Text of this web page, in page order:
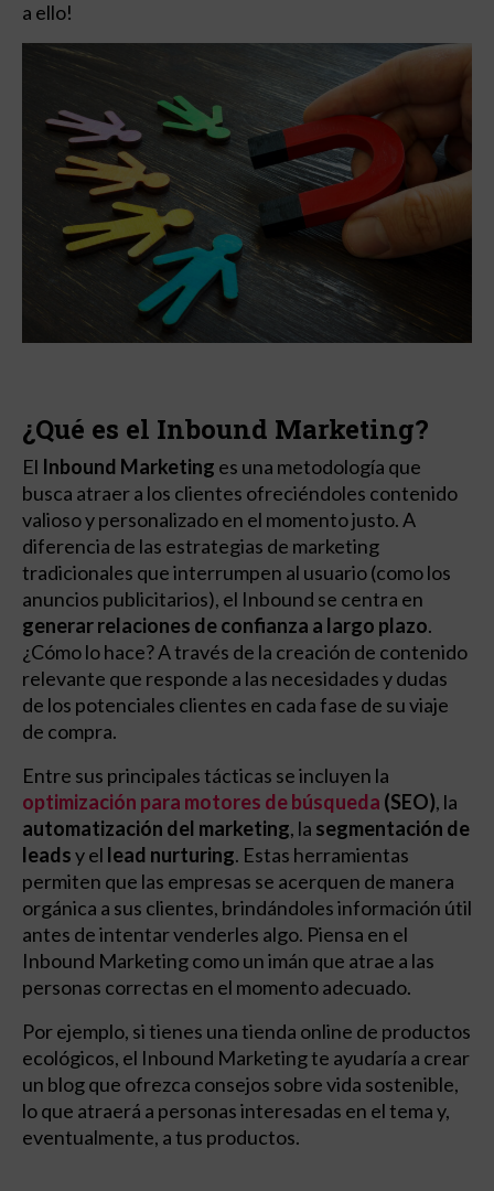
a ello!
¿Qué es el Inbound Marketing?
El Inbound Marketing es una metodología que
busca atraer a los clientes ofreciéndoles contenido
valioso y personalizado en el momento justo. A
diferencia de las estrategias de marketing
tradicionales que interrumpen al usuario (como los
anuncios publicitarios), el Inbound se centra en
generar relaciones de confianza a largo plazo.
¿Cómo lo hace? A través de la creación de contenido
relevante que responde a las necesidades y dudas
de los potenciales clientes en cada fase de su viaje
de compra.
Entre sus principales tácticas se incluyen la
optimización para motores de búsqueda (SEO), la
automatización del marketing, la segmentación de
leadsy el lead nurturing. Estas herramientas
permiten que las empresas se acerquen de manera
orgánica a sus clientes, brindándoles información útil
antes de intentar venderles algo. Piensa en el
Inbound Marketing como un imán que atrae a las
personas correctas en el momento adecuado.
Por ejemplo, si tienes una tienda online de productos
ecológicos, el Inbound Marketing te ayudaría a crear
un blog que ofrezca consejos sobre vida sostenible,
lo que atraerá a personas interesadas en el tema y,
eventualmente, a tus productos.